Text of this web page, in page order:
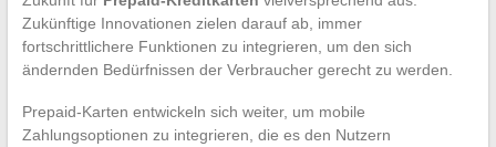
Zukünftige Innovationen zielen darauf ab, immer
fortschrittlichere Funktionen zu integrieren, um den sich
ändernden Bedürfnissen der Verbraucher gerecht zu werden.
Prepaid-Karten entwickeln sich weiter, um mobile
Zahlungsoptionen zu integrieren, die es den Nutzern